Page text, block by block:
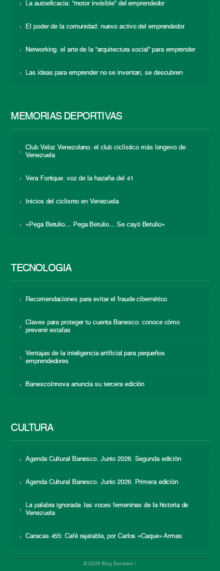
La autoeficacia: “motor invisible” del emprendedor
El poder de la comunidad: nuevo activo del emprendedor
Networking: el arte de la “arquitectura social” para emprender
Las ideas para emprender no se inventan, se descubren
MEMORIAS DEPORTIVAS
Club Veloz Venezolano: el club ciclístico más longevo de
Venezuela
Vera Fortique: voz de la hazaña del 41
Inicios del ciclismo en Venezuela
«Pega Betulio… Pega Betulio… Se cayó Betulio»
TECNOLOGÍA
Recomendaciones para evitar el fraude cibernético
Claves para proteger tu cuenta Banesco: conoce cómo
prevenir estafas
Ventajas de la inteligencia artificial para pequeños
emprendedores
BanescoInnova anuncia su tercera edición
CULTURA
Agenda Cultural Banesco. Junio 2026. Segunda edición
Agenda Cultural Banesco. Junio 2026. Primera edición
La palabra ignorada: las voces femeninas de la historia de
Venezuela
Caracas 455: Café rajatabla, por Carlos «Caque» Armas
© 2026 Blog Banesco |